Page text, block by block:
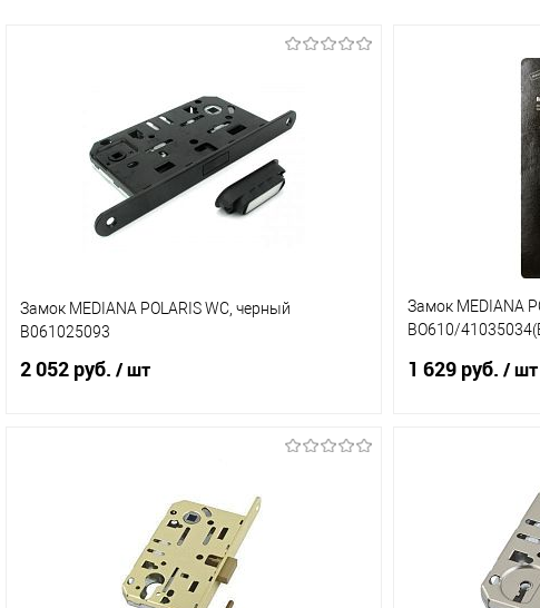
Замок MEDIANA POLARIS WC, черный
В061025093
2 052 руб. / шт
Сравнение
В наличии (1)
Замок MEDIANA
ВО610/
1 629 руб. / шт
Купить в 1 клик
В избранное